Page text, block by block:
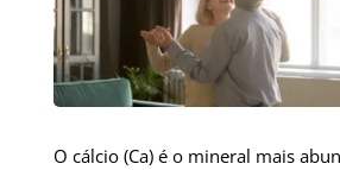
O cálcio (Ca) é o mineral mais